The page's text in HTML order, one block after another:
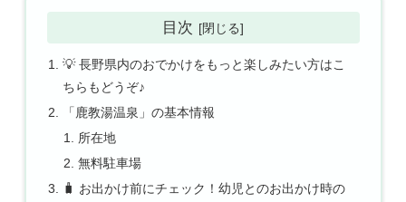
目次
💡 長野県内のおでかけをもっと楽しみたい方はこ
ちらもどうぞ♪
「鹿教湯温泉」の基本情報
所在地
無料駐車場
🧳 お出かけ前にチェック！幼児とのお出かけ時の